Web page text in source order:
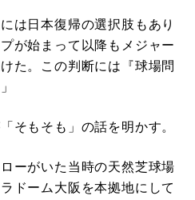
は日本復帰の選択肢もあり
が始まって以降もメジャー
た。この判断には『球場問
そもそも」の話を明かす。
ーがいた当時の天然芝球場
ドーム大阪を本拠地にして